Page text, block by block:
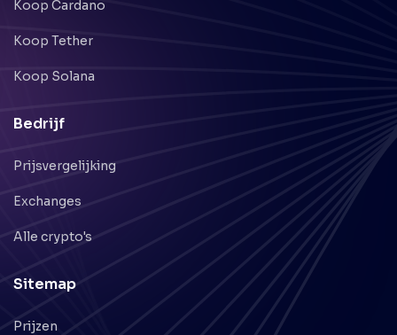
Koop Cardano
Koop Tether
Koop Solana
Bedrijf
Prijsvergelijking
Exchanges
Alle crypto's
Sitemap
Prijzen